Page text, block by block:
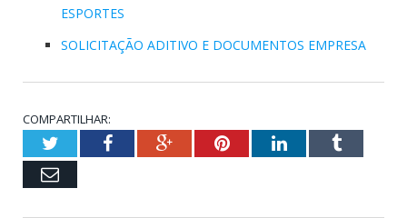
ESPORTES
SOLICITAÇÃO ADITIVO E DOCUMENTOS EMPRESA
COMPARTILHAR:
TwitterFacebookGoogle+PinterestLinkedInTumblr
Email